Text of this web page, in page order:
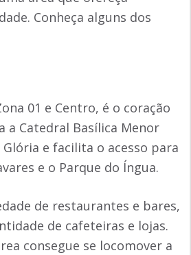
Conheça alguns dos
01 e Centro, é o coração
a Catedral Basílica Menor
Glória e facilita o acesso para
e o Parque do Íngua.
de restaurantes e bares,
de cafeteiras e lojas.
consegue se locomover a